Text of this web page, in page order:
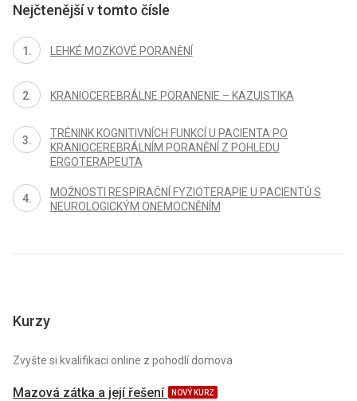
Nejčtenější v tomto čísle
LEHKÉ MOZKOVÉ PORANĚNÍ
KRANIOCEREBRÁLNE PORANENIE – KAZUISTIKA
TRÉNINK KOGNITIVNÍCH FUNKCÍ U PACIENTA PO
KRANIOCEREBRÁLNÍM PORANĚNÍ Z POHLEDU
ERGOTERAPEUTA
MOŽNOSTI RESPIRAČNÍ FYZIOTERAPIE U PACIENTŮ S
NEUROLOGICKÝM ONEMOCNĚNÍM
Kurzy
Zvyšte si kvalifikaci online z pohodlí domova
Mazová zátka a její řešení NOVÝ KURZ